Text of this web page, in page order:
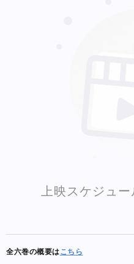
上映スケジュ
全六巻の概要はこちら